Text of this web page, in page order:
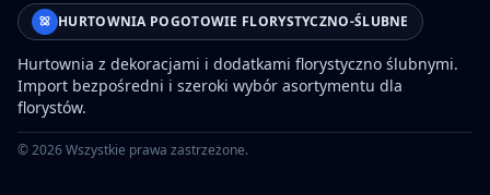
HURTOWNIA POGOTOWIE FLORYSTYCZNO-ŚLUBNE
Hurtownia z dekoracjami i dodatkami florystyczno ślubnymi.
Import bezpośredni i szeroki wybór asortymentu dla
florystów.
©2026Wszystkie prawa zastrzeżone.